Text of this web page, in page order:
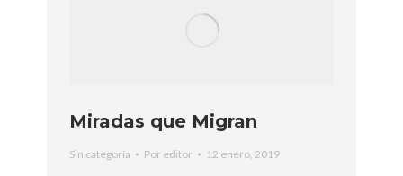
Miradas que Migran
Sin categoría Por editor 12 enero, 2019